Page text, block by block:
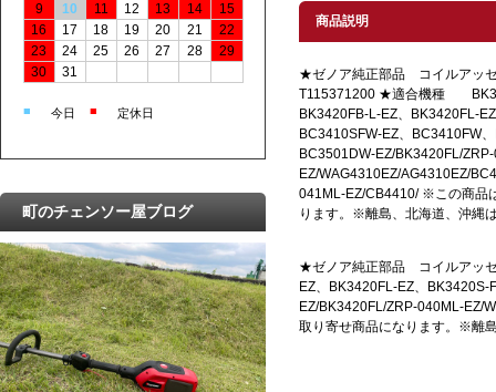
商品説明
★ゼノア純正部品 コイルアッ
T115371200 ★適合機種
BK3420FB-L-EZ、BK3420FL-
BC3410SFW-EZ、BC3410FW
BC3501DW-EZ/BK3420FL/
EZ/WAG4310EZ/AG4310EZ/
041ML-EZ/CB4410/ ※この商品
ります。※離島、北海道、沖縄
★ゼノア純正部品 コイルアッ
EZ、BK3420FL-EZ、
EZ/BK3420FL/ZRP-040ML-EZ/
取り寄せ商品になります。※離
9
10 11 12 13 14
15
16
17 18 19 20 21
22
23
24 25 26 27 28
29
30
31
■ 今日 ■ 定休日
町のチェンソー屋ブログ